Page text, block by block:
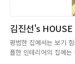
김진선's HOUSE
평범한 집에서는 보기
플한 인테리어의 집에